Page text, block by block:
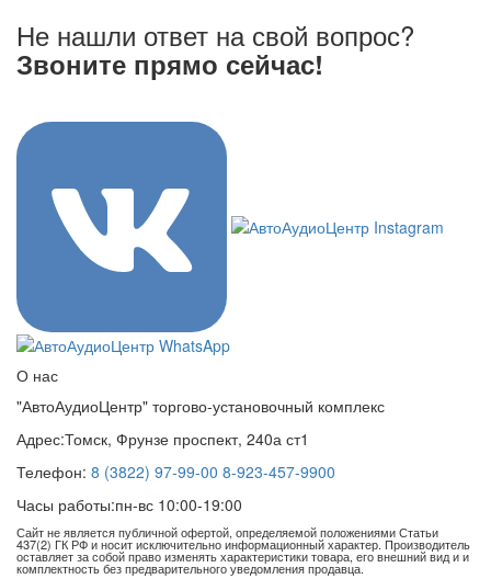
Не нашли ответ на свой вопрос?
Звоните прямо сейчас!
О нас
"АвтоАудиоЦентр" торгово-установочный комплекс
Адрес:Томск, Фрунзе проспект, 240а ст1
Телефон: 8 (3822) 97-99-00 8-923-457-9900
Часы работы:пн-вс 10:00-19:00
Сайт не является публичной офертой, определяемой положениями Статьи
437(2) ГК РФ и носит исключительно информационный характер. Производитель
оставляет за собой право изменять характеристики товара, его внешний вид и и
комплектность без предварительного уведомления продавца.